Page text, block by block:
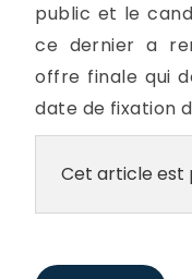
public et le
ce dernier a
offre finale qui
date de fixation
Cet article est